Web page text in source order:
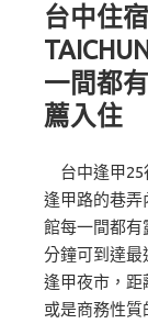
台中住
一間都
薦入住
台中逢甲25
逢甲路的巷弄
館每一間都有
分鐘可到達最
逢甲夜市，距
或是商務性